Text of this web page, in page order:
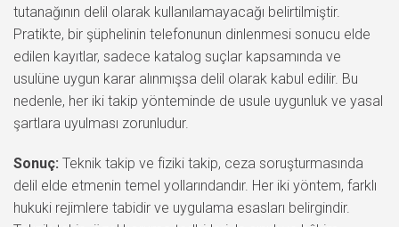
tutanağının delil olarak kullanılamayacağı belirtilmiştir.
Pratikte, bir şüphelinin telefonunun dinlenmesi sonucu elde
edilen kayıtlar, sadece katalog suçlar kapsamında ve
usulüne uygun karar alınmışsa delil olarak kabul edilir. Bu
nedenle, her iki takip yönteminde de usule uygunluk ve yasal
şartlara uyulması zorunludur.
Sonuç: Teknik takip ve fiziki takip, ceza soruşturmasında
delil elde etmenin temel yollarındandır. Her iki yöntem, farklı
hukuki rejimlere tabidir ve uygulama esasları belirgindir.